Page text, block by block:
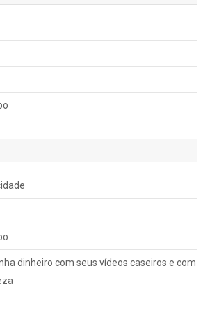
dinheiro com seus vídeos caseiros e com